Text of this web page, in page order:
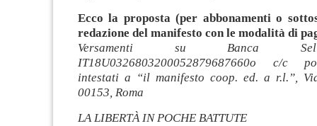
Ecco la proposta (per abbonamenti o
redazione del manifesto con le modalità di
Versamenti su Banca
IT18U0326803200052879687660o c/c
intestati a “il manifesto coop. ed. a r.l.”,
00153, Roma
LA LIBERTÀ IN POCHE BATTUTE